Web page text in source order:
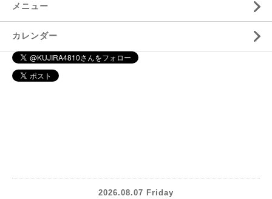
メニュー
カレンダー
2026.08.07 Friday